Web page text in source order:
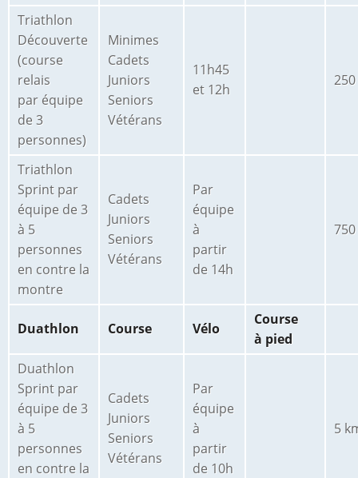
Triathlon
Découverte
(course
relais
par équipe
de 3
personnes)
Minimes
Cadets
Juniors
Seniors
Vétérans
11h45
et 12h
Triathlon
Sprint par
équipe de 3
à 5
personnes
en contre la
montre
Cadets
Juniors
Seniors
Vétérans
Par
équipe
à
partir
de 14h
Duathlon Course Vélo
Course
à pied
Duathlon
Sprint par
équipe de 3
à 5
personnes
en contre la
Cadets
Juniors
Seniors
Vétérans
Par
équipe
à
partir
de 10h
5